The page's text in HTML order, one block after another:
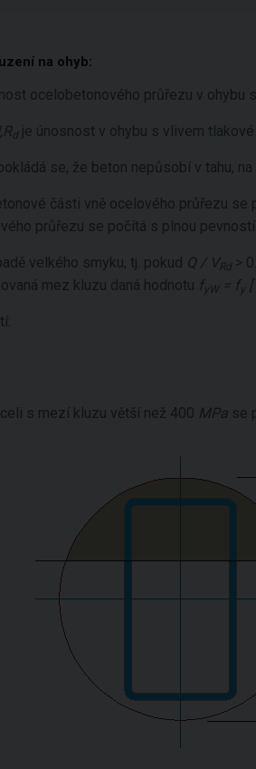
na ohyb:
ocelobetonového průřezu v ohybu
dje únosnost v ohybu s vlivem tlakové
se, že beton nepůsobí v tahu,
části vně ocelového průřezu
průřezu se počítá s plnou pevností
velkého smyku, tj. pokud Q / VRd >
mez kluzu daná hodnotu fyW = fy
s mezí kluzu větší než 400 MPa se